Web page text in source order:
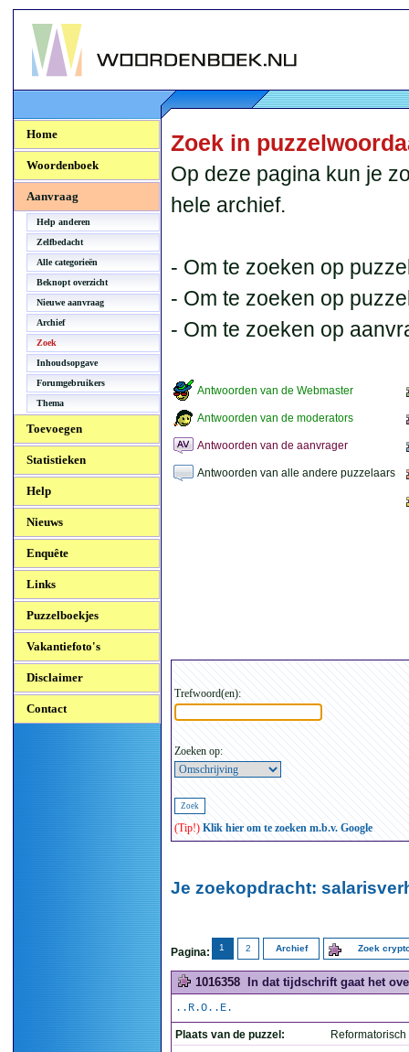
Woordenboek.NU
Home
Woordenboek
Aanvraag
Help anderen
Zelfbedacht
Alle categorieën
Beknopt overzicht
Nieuwe aanvraag
Archief
Zoek
Inhoudsopgave
Forumgebruikers
Thema
Toevoegen
Statistieken
Help
Nieuws
Enquête
Links
Puzzelboekjes
Vakantiefoto's
Disclaimer
Contact
Zoek in
Op deze pagina kun je
hele archief.
- Om te zoeken op
- Om te zoeken op
- Om te zoeken op
Antwoorden van de Webmaster
Antwoorden van de moderators
Antwoorden van de aanvrager
Antwoorden van alle andere puzzelaars
Trefwoord(en):
Zoeken op:
(Tip!) Klik hier om te zoeken m.b.v. Google
Je zoekopdracht:
Pagina: 1 2 Archief Zoek
1016358 In dat tijdschrift gaat het
..R.O..E.
Plaats van de puzzel: